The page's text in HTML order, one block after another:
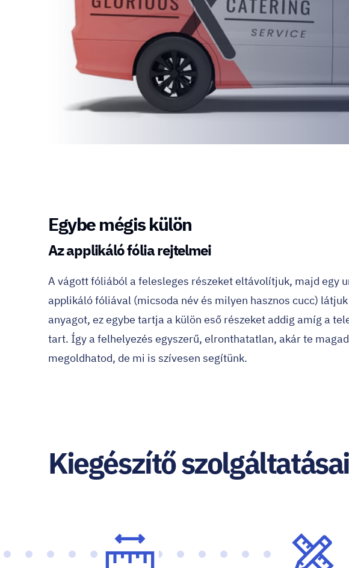
Egybe mégis külön
Az applikáló fólia rejtelmei
A vágott fóliából a felesleges részeket eltávolítjuk, majd egy
applikáló fóliával (micsoda név és milyen hasznos cucc)
anyagot, ez egybe tartja a külön eső részeket addig amíg a
tart. Így a felhelyezés egyszerű, elronthatatlan, akár te
megoldhatod, de mi is szívesen segítünk.
Kiegészítő